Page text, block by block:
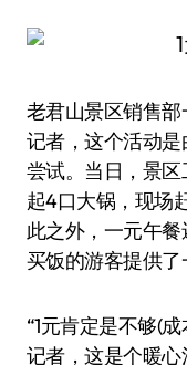
老君山景区销售
记者，这个活动
尝试。当日，景
起4口大锅，现场
此之外，一元午
买饭的游客提供了
“1元肯定是不够(
记者，这是个暖